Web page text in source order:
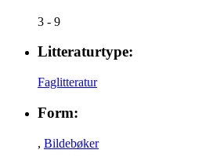
3 - 9
Litteraturtype:
Faglitteratur
Form:
, Bildebøker